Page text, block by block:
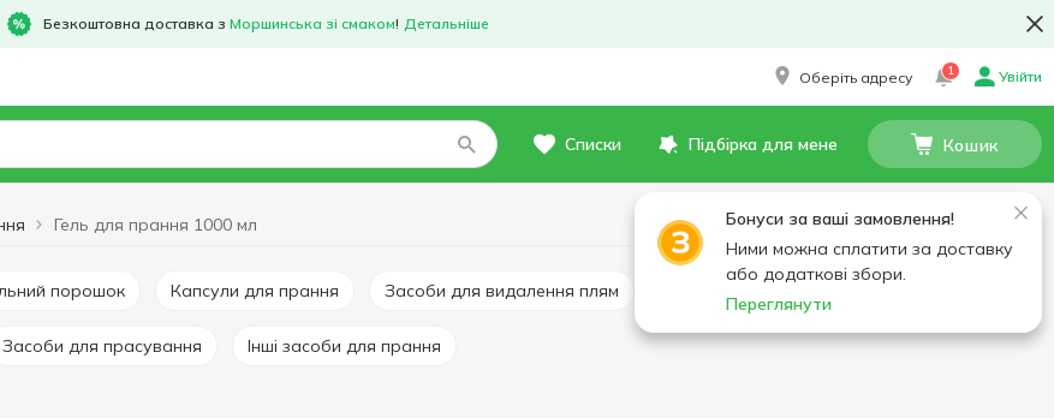
Безкоштовна доставка з Моршинська зі смаком! Детальніше
Оберіть адресу 1 Увійти
Списки Підбірка для мене Кошик
Бонуси за ваші замовлення!
Ними можна сплатити за доставку
або додаткові збори.
Переглянути
Гель для прання 1000 мл
порошок Капсули для прання Засоби для видалення плям
Засоби для прасування Інші засоби для прання